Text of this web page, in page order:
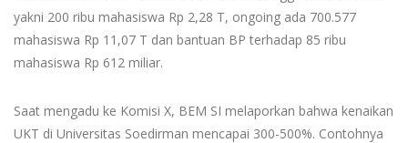
yakni 200 ribu mahasiswa Rp 2,28 T, ongoing ada 700.577
mahasiswa Rp 11,07 T dan bantuan BP terhadap 85 ribu
mahasiswa Rp 612 miliar.
Saat mengadu ke Komisi X, BEM SI melaporkan bahwa kenaikan
UKT di Universitas Soedirman mencapai 300-500%. Contohnya